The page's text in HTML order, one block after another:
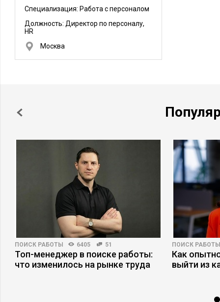
Специализация: Работа с персоналом
Должность: Директор по персоналу,
HR
Москва
ПОИСК РАБОТЫ 6405 51
Топ-менеджер в поиске работы:
что изменилось на рынке труда
ПОИСК РАБОТЫ
Как
выйти из